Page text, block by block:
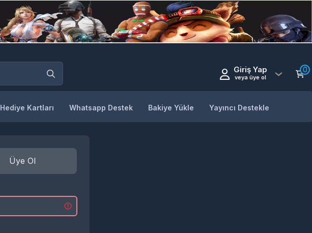
Giriş Yap
veya üye ol
0
Hediye Kartları Whatsapp Destek Bakiye Yükle Yayıncı Destekle
Üye Ol